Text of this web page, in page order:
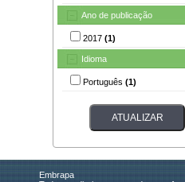
Ano de publicação
2017 (1)
Idioma
Português (1)
Embrapa